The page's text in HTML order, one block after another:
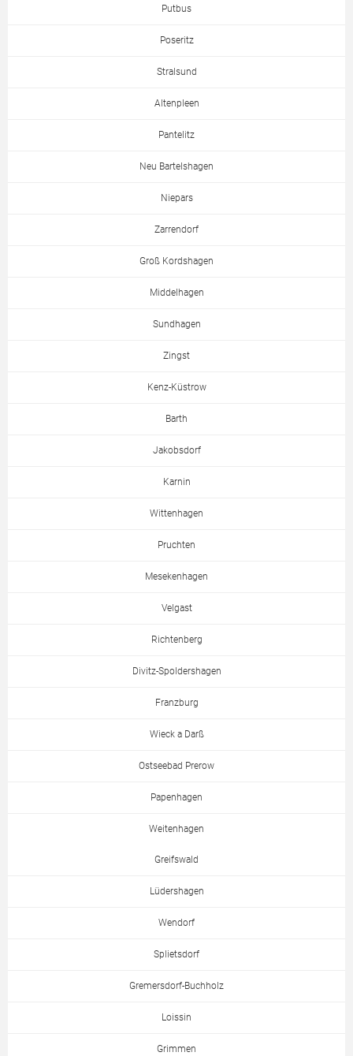
Putbus
Poseritz
Stralsund
Altenpleen
Pantelitz
Neu Bartelshagen
Niepars
Zarrendorf
Groß Kordshagen
Middelhagen
Sundhagen
Zingst
Kenz-Küstrow
Barth
Jakobsdorf
Karnin
Wittenhagen
Pruchten
Mesekenhagen
Velgast
Richtenberg
Divitz-Spoldershagen
Franzburg
Wieck a Darß
Ostseebad Prerow
Papenhagen
Weitenhagen
Greifswald
Lüdershagen
Wendorf
Splietsdorf
Gremersdorf-Buchholz
Loissin
Grimmen